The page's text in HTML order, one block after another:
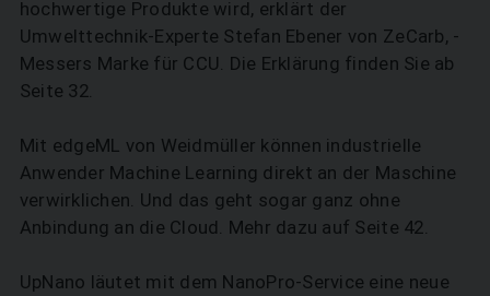
hochwertige Produkte wird, erklärt der
Umwelttechnik-Experte Stefan Ebener von ZeCarb, ­
Messers Marke für CCU. Die Erklärung ­finden Sie ab
Seite 32.
Mit edgeML von Weidmüller können industrielle
Anwender Machine Learning direkt an der Maschine
verwirklichen. Und das geht sogar ganz ohne
Anbindung an die Cloud. Mehr dazu auf Seite 42.
UpNano läutet mit dem NanoPro-Service eine neue